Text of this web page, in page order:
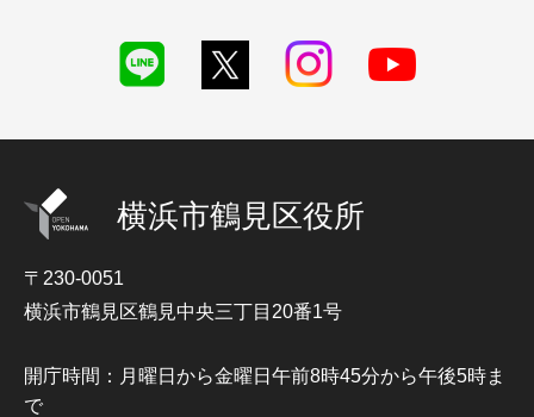
横浜市鶴見区役所
〒230-0051
横浜市鶴見区鶴見中央三丁目20番1号
開庁時間：月曜日から金曜日午前8時45分から午後5時ま
で